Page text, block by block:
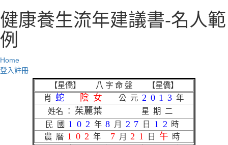
健康養生流年建議書-名人範
例
Home
登入註冊
【星僑】 八 字 命 盤 【星僑】
肖 蛇 陰女 公元 2013 年
姓名 ： 茱麗葉
星期二
民國 102 年8 月 27 日 12 時
農曆 102 年 7 月 21 日 午 時